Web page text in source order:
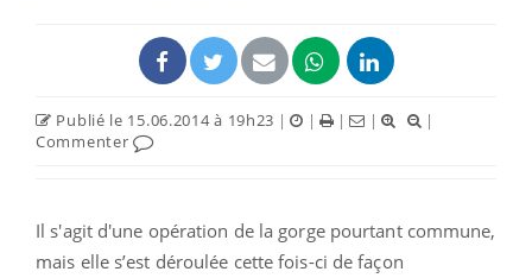
Publié le 15.06.2014 à 19h23 | | | |
|
Commenter
Il s'agit d'une opération de la gorge pourtant commune,
mais elle s’est déroulée cette fois-ci de façon